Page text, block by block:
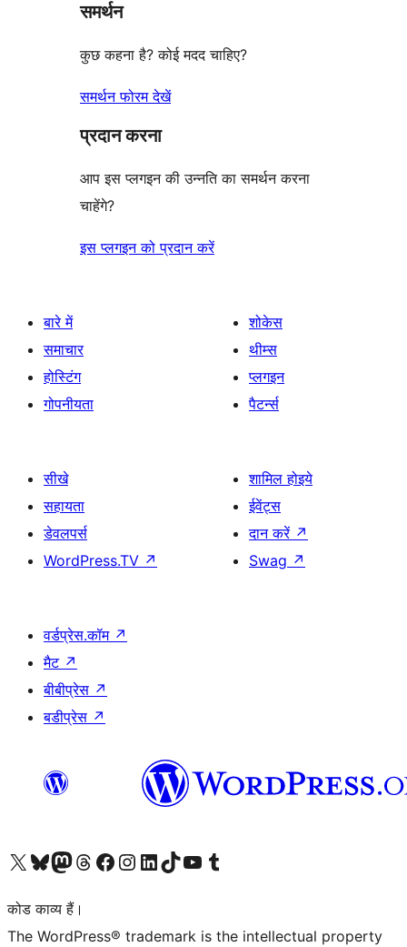
review
समर्थन
कुछ कहना है? कोई मदद चाहिए?
समर्थन फोरम देखें
प्रदान करना
आप इस प्लगइन की उन्नति का समर्थन करना
चाहेंगे?
इस प्लगइन को प्रदान करें
बारे में
समाचार
होस्टिंग
गोपनीयता
शोकेस
थीम्स
प्लगइन
पैटर्न्स
सीखे
सहायता
डेवलपर्स
WordPress.TV ↗
शामिल होइये
ईवेंट्स
दान करें ↗
Swag ↗
वर्डप्रेस.कॉम ↗
मैट ↗
बीबीप्रेस ↗
बडीप्रेस ↗
Visit our X (formerly Twitter) account
हमारे बलुस्की खाते पर जाएँVisit our Mastodon account
हमारे थ्रेड्स अकाउंट पर जाएंहमारे फेसबुक पेज पर जाएँहमारे इंस्टाग्राम अकाउंट पर जाएंहमारे लिंक्डइन खाते पर जाएँहमारे टिकटॉक खाते पर जाएँहमारे यूट्यूब चैनल पर जाएंहमारे Tumblr खाते पर जाएँ
कोड काव्य हैं।
The WordPress® trademark is the intellectual property